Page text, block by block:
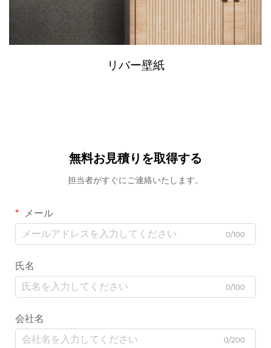
リバー壁紙
無料お見積りを取得する
担当者がすぐにご連絡いたします。
メール
0/100
氏名
0/100
会社名
0/200